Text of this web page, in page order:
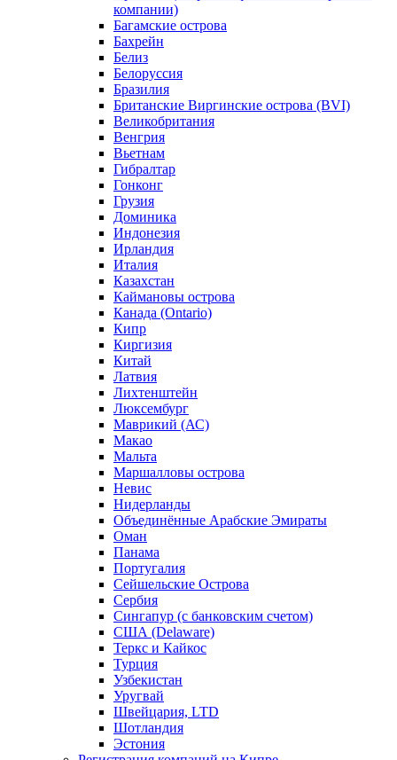
компании)
Багамские острова
Бахрейн
Белиз
Белоруссия
Бразилия
Британские Виргинские острова (BVI)
Великобритания
Венгрия
Вьетнам
Гибралтар
Гонконг
Грузия
Доминика
Индонезия
Ирландия
Италия
Казахстан
Каймановы острова
Канада (Ontario)
Кипр
Киргизия
Китай
Латвия
Лихтенштейн
Люксембург
Маврикий (АС)
Макао
Мальта
Маршалловы острова
Нeвис
Нидерланды
Объединённые Арабские Эмираты
Оман
Панама
Португалия
Сейшельские Острова
Сербия
Сингапур (c банковским счетом)
США (Delaware)
Теркс и Кайкос
Турция
Узбекистан
Уругвай
Швейцария, LTD
Шотландия
Эстония